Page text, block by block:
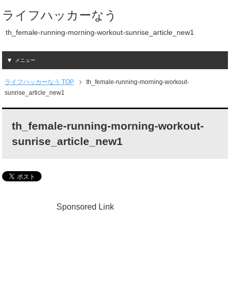
ライフハッカーなう
th_female-running-morning-workout-sunrise_article_new1
メニュー
ライフハッカーなう TOP
th_female-running-morning-workout-
sunrise_article_new1
th_female-running-morning-workout-
sunrise_article_new1
Sponsored Link